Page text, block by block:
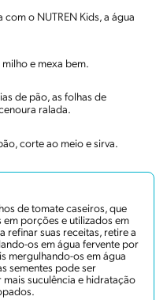
o NUTREN Kids, a água
e mexa bem.
de pão, as folhas de
ralada.
corte ao meio e sirva.
de tomate caseiros, que
porções e utilizados em
refinar suas receitas, retire a
os em água fervente por
mergulhando-os em água
sementes pode ser
suculência e hidratação